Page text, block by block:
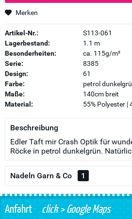
Merken
Artikel-Nr.:
S113-061
Lagerbestand:
1.1 m
Besonderheiten:
ca. 115g/m²
Serie:
8385
Design:
61
Farbe:
petrol
Maße:
140cm breit
Material:
55% Polyester |
Beschreibung
Edler Taft mir Crash Optik für
Röcke in petrol dunkelgrün.
Nadeln Garn & Co 1
Anfahrtclick > Google Maps